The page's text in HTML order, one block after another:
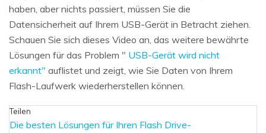
haben, aber nichts passiert, müssen Sie die
Datensicherheit auf Ihrem USB-Gerät in Betracht ziehen.
Schauen Sie sich dieses Video an, das weitere bewährte
Lösungen für das Problem " USB-Gerät wird nicht
erkannt" auflistet und zeigt, wie Sie Daten von Ihrem
Flash-Laufwerk wiederherstellen können.
Teilen
Die besten Lösungen für Ihren Flash Drive-